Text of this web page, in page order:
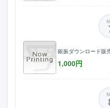
銀振ダウンロード販
1,000円